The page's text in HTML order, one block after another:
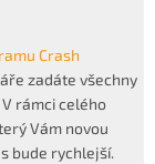
Crash
zadáte všechny
rámci celého
Vám novou
bude rychlejší.